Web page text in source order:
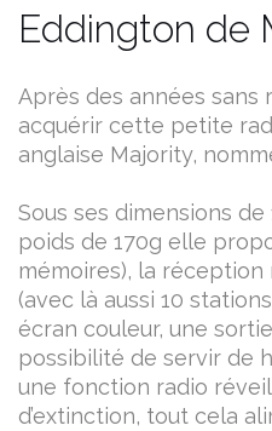
Eddington de
Après des années sans
acquérir cette petite
anglaise Majority,
Sous ses dimensions de
poids de 170g elle
mémoires), la réception
(avec là aussi 10
écran couleur, une
possibilité de servir de
une fonction radio
d’extinction, tout cela